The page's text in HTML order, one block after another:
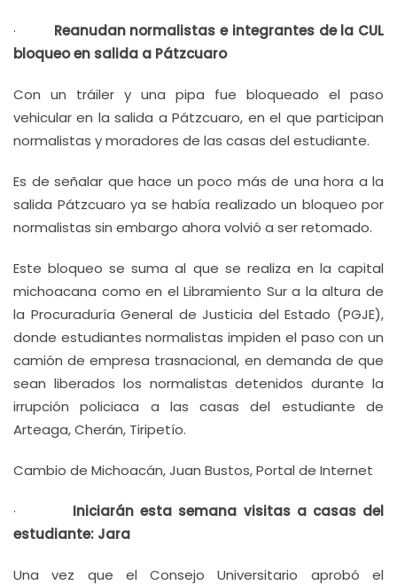
· Reanudan normalistas e integrantes de la CUL
bloqueo en salida a Pátzcuaro
Con un tráiler y una pipa fue bloqueado el paso
vehicular en la salida a Pátzcuaro, en el que participan
normalistas y moradores de las casas del estudiante.
Es de señalar que hace un poco más de una hora a la
salida Pátzcuaro ya se había realizado un bloqueo por
normalistas sin embargo ahora volvió a ser retomado.
Este bloqueo se suma al que se realiza en la capital
michoacana como en el Libramiento Sur a la altura de
la Procuraduría General de Justicia del Estado (PGJE),
donde estudiantes normalistas impiden el paso con un
camión de empresa trasnacional, en demanda de que
sean liberados los normalistas detenidos durante la
irrupción policiaca a las casas del estudiante de
Arteaga, Cherán, Tiripetío.
Cambio de Michoacán, Juan Bustos, Portal de Internet
· Iniciarán esta semana visitas a casas del
estudiante: Jara
Una vez que el Consejo Universitario aprobó el